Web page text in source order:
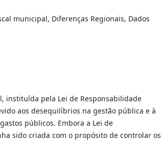
municipal, Diferenças Regionais, Dados
instituída pela Lei de Responsabilidade
aos desequilíbrios na gestão pública e à
públicos. Embora a Lei de
sido criada com o propósito de controlar os